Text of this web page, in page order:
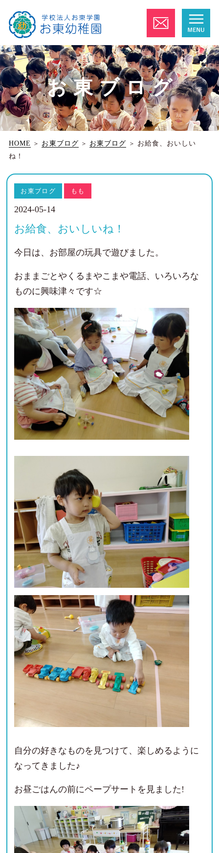
お東ブログ
HOME ＞ お東ブログ ＞ お東ブログ ＞ お給食、おいしい
ね！
お東ブログ もも
2024-05-14
お給食、おいしいね！
今日は、お部屋の玩具で遊びました。
おままごとやくるまやこまや電話、いろいろな
ものに興味津々です☆
自分の好きなものを見つけて、楽しめるように
なってきました♪
お昼ごはんの前にペープサートを見ました!